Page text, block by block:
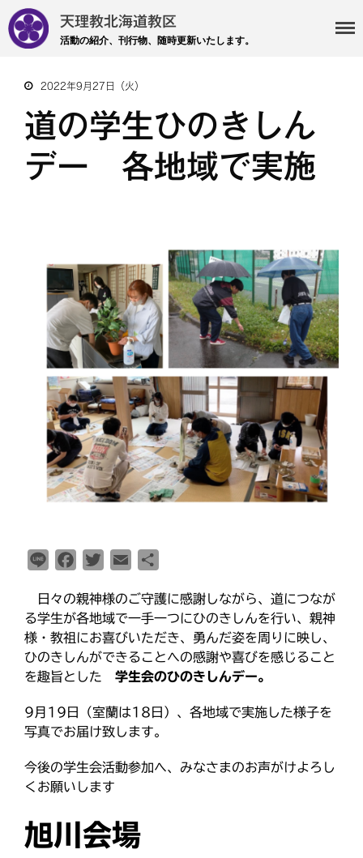
・主事 支部長 各部各会
・布教部
・北海道教区報
検索
最近の投稿
教区報623号 2026年8月号
2026年8月 教区長あいさつ
教区合唱団 コーラスフェステ
ィバルに出演
天塩支部 おつとめ総会
カテゴリー
タグ
meets あいさつ
ひのきしんデー
天理教北海道教区
活動の紹介、刊行物、随時更新いたします。
2022年9月27日（火）
道の学生ひのきしん
デー 各地域で実施
n
e
c
e
b
o
o
k
i
t
t
e
a
i
l
日々の親神様のご守護に感謝しながら、道につなが
る学生が各地域で一手一つにひのきしんを行い、親神
様・教祖にお喜びいただき、勇んだ姿を周りに映し、
ひのきしんができることへの感謝や喜びを感じること
を趣旨とした 学生会のひのきしんデー。
9月19日（室蘭は18日）、各地域で実施した様子を
写真でお届け致します。
今後の学生会活動参加へ、みなさまのお声がけよろし
くお願いします
旭川会場